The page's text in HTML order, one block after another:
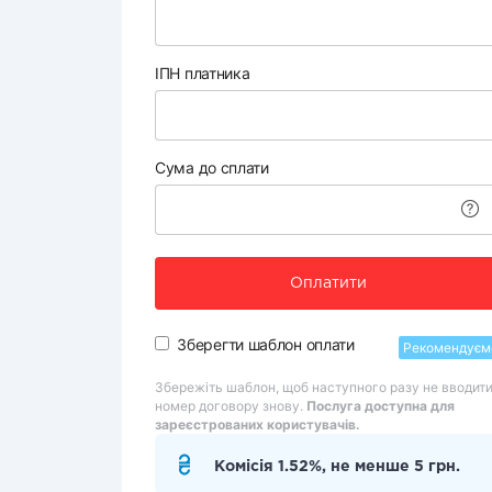
ІПН платника
Сума до сплати
Оплатити
Зберегти шаблон оплати
Збережіть шаблон, щоб наступного разу не вводити
номер договору знову. Послуга доступна для
зареєстрованих користувачів.
Комісія 1.52%, не менше 5 грн.